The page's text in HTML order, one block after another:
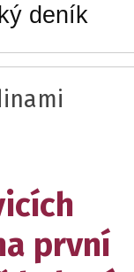
deník
první